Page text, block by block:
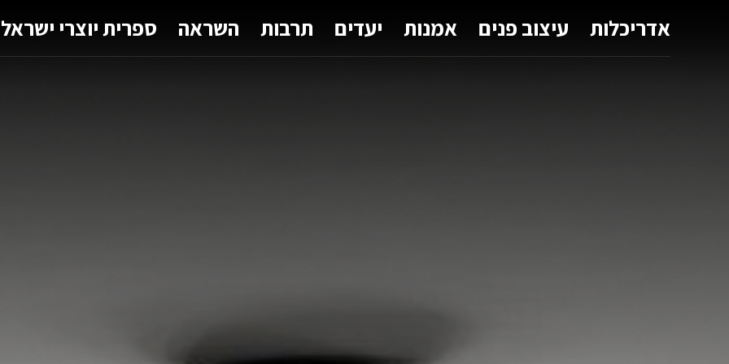
אדריכלות עיצוב פנים אמנות יעדים תרבות השראה ספרית יוצרי ישראל